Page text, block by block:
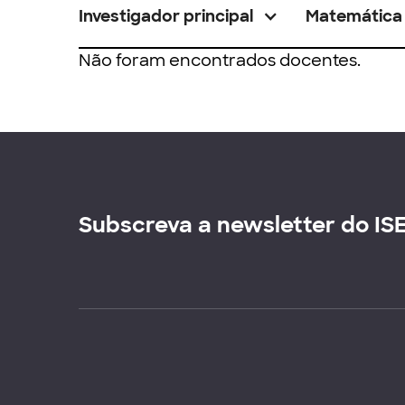
Investigador principal Matemática
Não foram encontrados docentes.
Subscreva a newsletter do